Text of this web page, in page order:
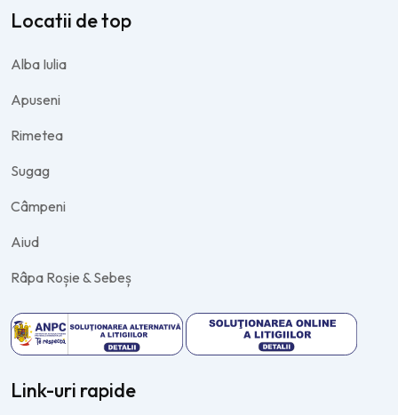
Locatii de top
Alba Iulia
Apuseni
Rimetea
Sugag
Câmpeni
Aiud
Râpa Roșie & Sebeș
Link-uri rapide